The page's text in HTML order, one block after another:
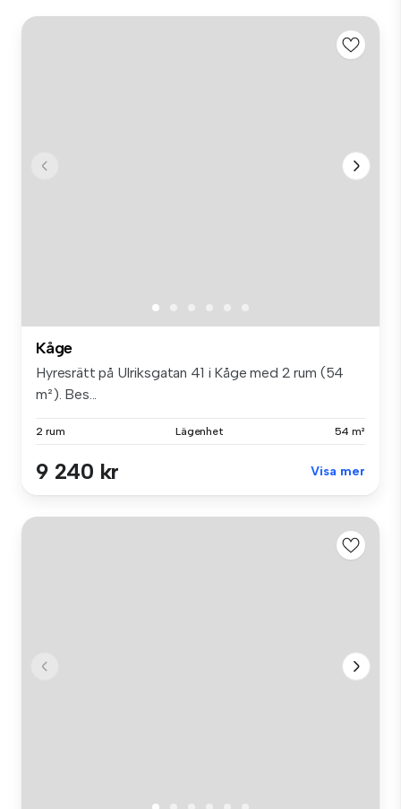
Kåge
Hyresrätt på Ulriksgatan 41 i Kåge med 2 rum (54
m²). Bes...
2 rum Lägenhet 54 m²
9 240 kr Visa mer